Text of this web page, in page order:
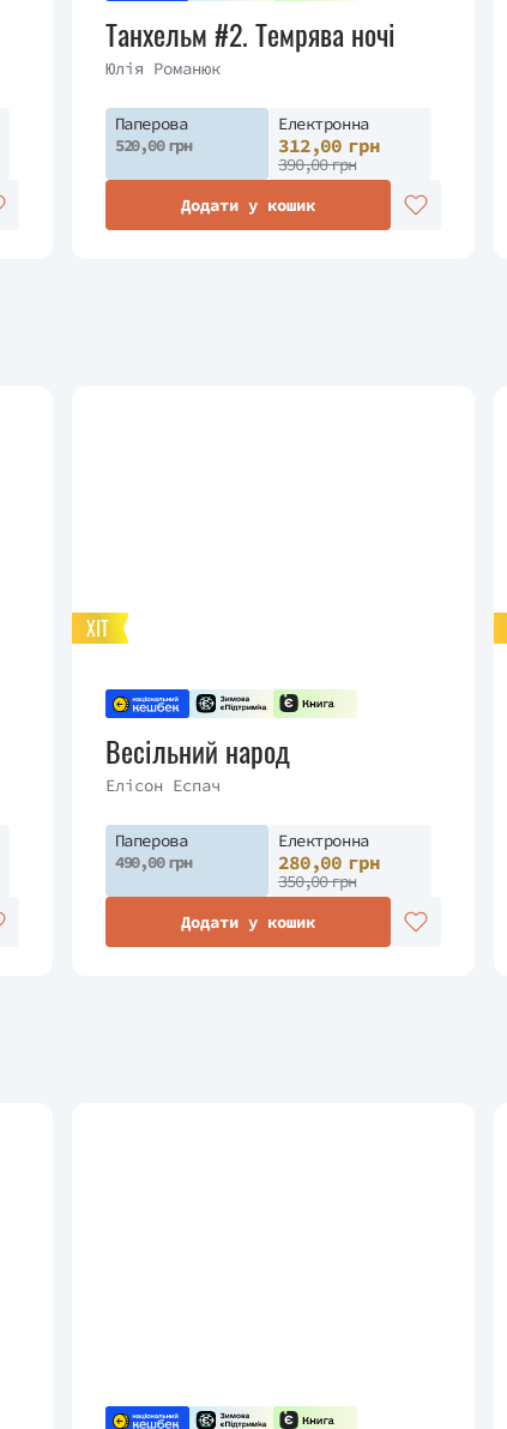
Танхельм #2. Темрява ночі
Юлія Романюк
Паперова
520,00 грн
Електронна
312,00 грн
390,00 грн
Додати у кошик
ХІТ
Весільний народ
Елісон Еспач
Паперова
490,00 грн
Електронна
280,00 грн
350,00 грн
Додати у кошик